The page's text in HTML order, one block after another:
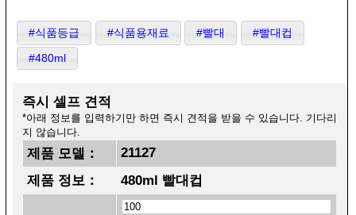
#식품등급 #식품용재료 #빨대 #빨대컵
#480ml
즉시 셀프 견적
*아래 정보를 입력하기만 하면 즉시 견적을 받을 수 있습니다. 기다리
지 않습니다.
제품 모델：
21127
제품 정보：
480ml 빨대컵